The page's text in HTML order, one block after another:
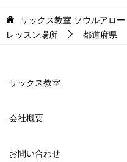
サックス教室 ソウルアロー
レッスン場所
都道府県
サックス教室
会社概要
お問い合わせ